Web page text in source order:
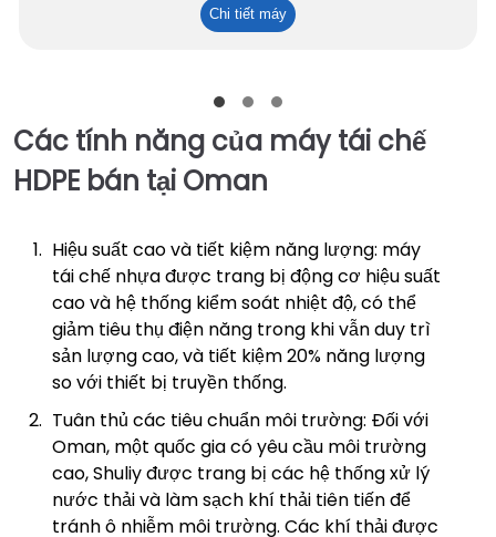
Chi tiết máyMáy
Các tính năng của máy tái chế
HDPE bán tại Oman
Hiệu suất cao và tiết kiệm năng lượng: máy
tái chế nhựa được trang bị động cơ hiệu suất
cao và hệ thống kiểm soát nhiệt độ, có thể
giảm tiêu thụ điện năng trong khi vẫn duy trì
sản lượng cao, và tiết kiệm 20% năng lượng
so với thiết bị truyền thống.
Tuân thủ các tiêu chuẩn môi trường: Đối với
Oman, một quốc gia có yêu cầu môi trường
cao, Shuliy được trang bị các hệ thống xử lý
nước thải và làm sạch khí thải tiên tiến để
tránh ô nhiễm môi trường. Các khí thải được